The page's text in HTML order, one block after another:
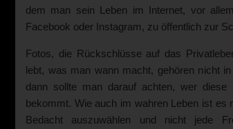
dem man sein Leben im Internet, vor
Facebook oder Instagram, zu öffentlich zur
Fotos, die Rückschlüsse auf das
lebt, was man wann macht, gehören nicht
dann sollte man darauf achten, wer diese
bekommt. Wie auch im wahren Leben ist es
Bedacht auszuwählen und nicht jede